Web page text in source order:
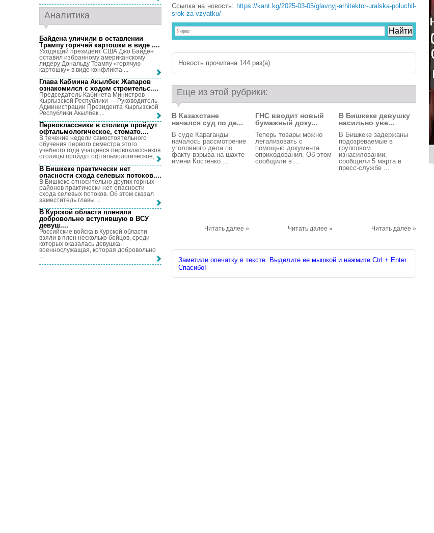
Ссылка на новость: https://kant.kg/2025-03-05/glavnyj-arhitektor-uralska-poluchil-
srok-za-vzyatku/
Новость прочитана 144 раз(a).
Еще из этой рубрики:
В Казахстане
начался суд по де...
В суде Караганды
началось рассмотрение
уголовного дела по
факту взрыва на шахте
имени Костенко ...
Читать далее »
ГНС вводит новый
бумажный доку...
Теперь товары можно
легализовать с
помощью документа
оприходования. Об этом
сообщили в ...
Читать далее »
В Бишкеке девушку
насильно уве...
В Бишкеке задержаны
подозреваемые в
групповом
изнасиловании,
сообщили 5 марта в
пресс-службе ...
Читать далее »
Заметили опечатку в тексте. Выделите ее мышкой и нажмите Ctrl + Enter.
Спасибо!
Аналитика
Байдена уличили в оставлении
Трампу горячей картошки в виде ....
Уходящий президент США Джо Байден
оставил избранному американскому
лидеру Дональду Трампу «горячую
картошку» в виде конфликта ...
Глава Кабмина Акылбек Жапаров
ознакомился с ходом строительс....
Председатель Кабинета Министров
Кыргызской Республики — Руководитель
Администрации Президента Кыргызской
Республики Акылбек ...
Первоклассники в столице пройдут
офтальмологическое, стомато....
В течение недели самостоятельного
обучения первого семестра этого
учебного года учащиеся первоклассников
столицы пройдут офтальмологическое, ...
В Бишкеке практически нет
опасности схода селевых потоков....
В Бишкеке относительно других горных
районов практически нет опасности
схода селевых потоков. Об этом сказал
заместитель главы ...
В Курской области пленили
добровольно вступившую в ВСУ
девуш....
Российские войска в Курской области
взяли в плен несколько бойцов, среди
которых оказалась девушка-
военнослужащая, которая добровольно
...